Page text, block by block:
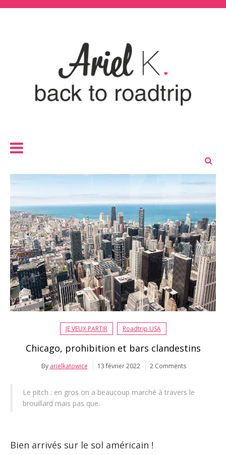
JE VEUX PARTIR Roadtrip USA
Chicago, prohibition et bars clandestins
By arielkatowice 13 février 2022 2 Comments
Le pitch : en gros on a beaucoup marché à travers le
brouillard mais pas que.
Bien arrivés sur le sol américain !